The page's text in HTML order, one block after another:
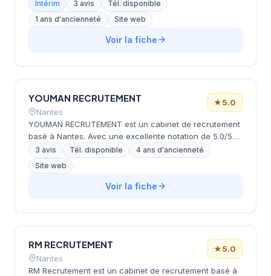
recrutement, de conseil RH et de formation, en mettant
l'accent sur une démarche responsabilité sociale et
environnementale engagée auprès des territoires
Intérim 3 avis
Tél. disponible
1 ans d'ancienneté
Site web
Voir la fiche
YOUMAN RECRUTEMENT
Nantes
★5.0
YOUMAN RECRUTEMENT est un cabinet de recrutement
basé à Nantes. Avec une excellente notation de 5.0/5
sur Google, le cabinet jouit d'une bonne réputation
auprès de ses clients. Faute d'informations détaillées
sur son site web, ses domaines de spécialisation et ses
méthodes d'intervention restent à préciser.
3 avis Tél. disponible
4 ans d'ancienneté
Site web
Voir la fiche
RM RECRUTEMENT
Nantes
★5.0
RM Recrutement est un cabinet de recrutement basé à